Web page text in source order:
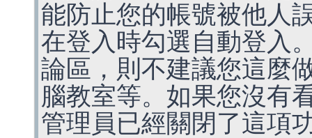
能防止您的帳號被他人
在登入時勾選自動登入
論區，則不建議您這麼
腦教室等。如果您沒有
管理員已經關閉了這項